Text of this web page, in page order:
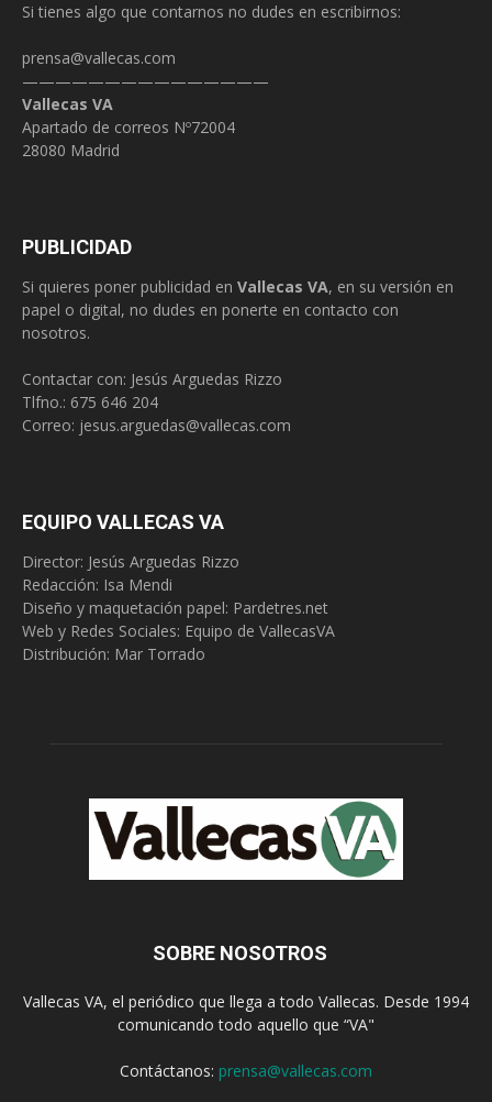
Si tienes algo que contarnos no dudes en escribirnos:
prensa@vallecas.com
———————————————
Vallecas VA
Apartado de correos Nº72004
28080 Madrid
PUBLICIDAD
Si quieres poner publicidad en Vallecas VA, en su versión en
papel o digital, no dudes en ponerte en contacto con
nosotros.
Contactar con: Jesús Arguedas Rizzo
Tlfno.: 675 646 204
Correo: jesus.arguedas@vallecas.com
EQUIPO VALLECAS VA
Director: Jesús Arguedas Rizzo
Redacción: Isa Mendi
Diseño y maquetación papel: Pardetres.net
Web y Redes Sociales: Equipo de VallecasVA
Distribución: Mar Torrado
SOBRE NOSOTROS
Vallecas VA, el periódico que llega a todo Vallecas. Desde 1994
comunicando todo aquello que “VA"
Contáctanos: prensa@vallecas.com